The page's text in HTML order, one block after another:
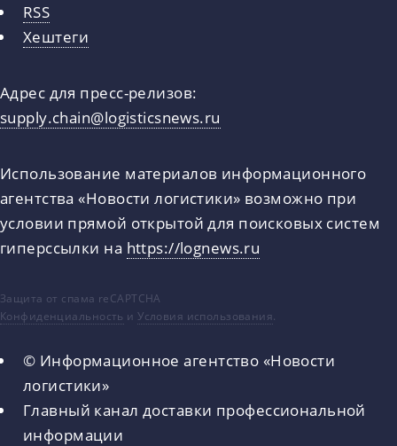
RSS
Хештеги
Адрес для пресс-релизов:
supply.chain@logisticsnews.ru
Использование материалов информационного
агентства «Новости логистики» возможно при
условии прямой открытой для поисковых систем
гиперссылки на https://lognews.ru
Защита от спама reCAPTCHA
Конфиденциальность иУсловия использования.
© Информационное агентство «Новости
логистики»
Главный канал доставки профессиональной
информации